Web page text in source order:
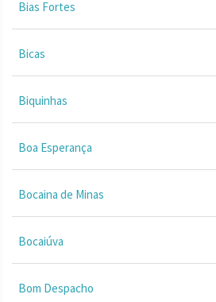
Bias Fortes
Bicas
Biquinhas
Boa Esperança
Bocaina de Minas
Bocaiúva
Bom Despacho